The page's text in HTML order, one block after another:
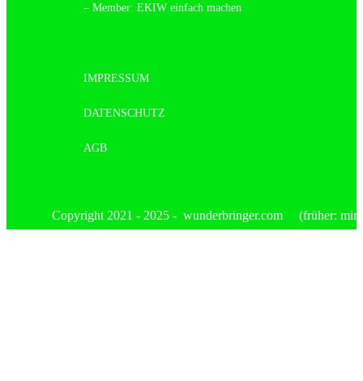
– Member: EKIW einfach machen
IMPRESSUM
DATENSCHUTZ
AGB
Copyright 2021 - 2025 - wunderbringer.com (früher: